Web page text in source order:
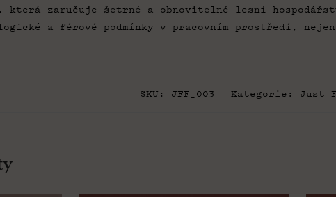
která zaručuje šetrné a obnovitelné lesní
a férové podmínky v pracovním prostředí,
SKU: JFF_003 Kategorie: Just